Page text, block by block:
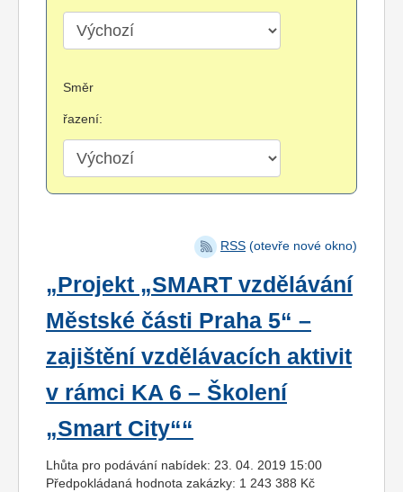
Směr
řazení:
RSS (otevře nové okno)
„Projekt „SMART vzdělávání
Městské části Praha 5“ –
zajištění vzdělávacích aktivit
v rámci KA 6 – Školení
„Smart City““
Lhůta pro podávání nabídek: 23. 04. 2019 15:00
Předpokládaná hodnota zakázky: 1 243 388 Kč